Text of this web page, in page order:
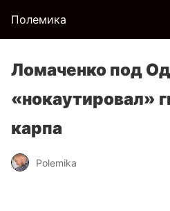
Полемика
Ломаченко под
«нокаутировал»
карпа
Polemika